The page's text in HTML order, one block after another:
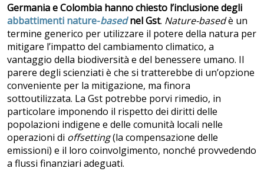
Germania e Colombia hanno chiesto l’inclusione degli
abbattimenti nature-based nel Gst. Nature-basedè un
termine generico per utilizzare il potere della natura per
mitigare l’impatto del cambiamento climatico, a
vantaggio della biodiversità e del benessere umano. Il
parere degli scienziati è che si tratterebbe di un’opzione
conveniente per la mitigazione, ma finora
sottoutilizzata. La Gst potrebbe porvi rimedio, in
particolare imponendo il rispetto dei diritti delle
popolazioni indigene e delle comunità locali nelle
operazioni di offsetting(la compensazione delle
emissioni) e il loro coinvolgimento, nonché provvedendo
a flussi finanziari adeguati.